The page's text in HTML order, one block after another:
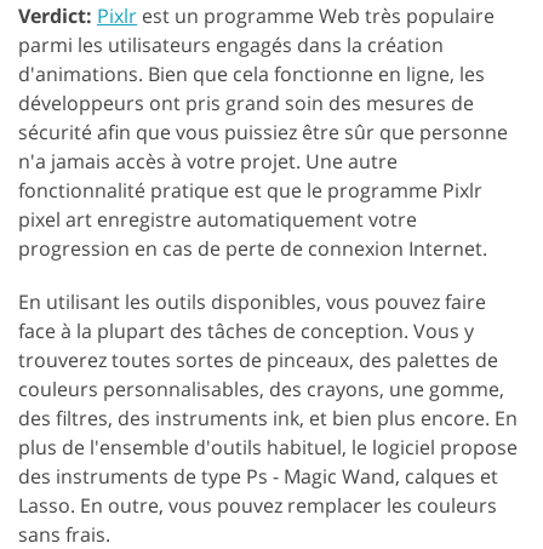
Verdict: Pixlr est un programme Web très populaire
parmi les utilisateurs engagés dans la création
d'animations. Bien que cela fonctionne en ligne, les
développeurs ont pris grand soin des mesures de
sécurité afin que vous puissiez être sûr que personne
n'a jamais accès à votre projet. Une autre
fonctionnalité pratique est que le programme Pixlr
pixel art enregistre automatiquement votre
progression en cas de perte de connexion Internet.
En utilisant les outils disponibles, vous pouvez faire
face à la plupart des tâches de conception. Vous y
trouverez toutes sortes de pinceaux, des palettes de
couleurs personnalisables, des crayons, une gomme,
des filtres, des instruments ink, et bien plus encore. En
plus de l'ensemble d'outils habituel, le logiciel propose
des instruments de type Ps - Magic Wand, calques et
Lasso. En outre, vous pouvez remplacer les couleurs
sans frais.